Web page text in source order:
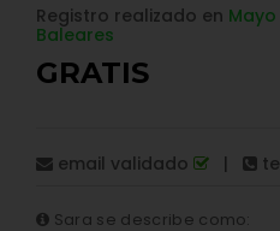
Registro realizado en
Baleares
GRATIS
email validado |
Sara se describe como: